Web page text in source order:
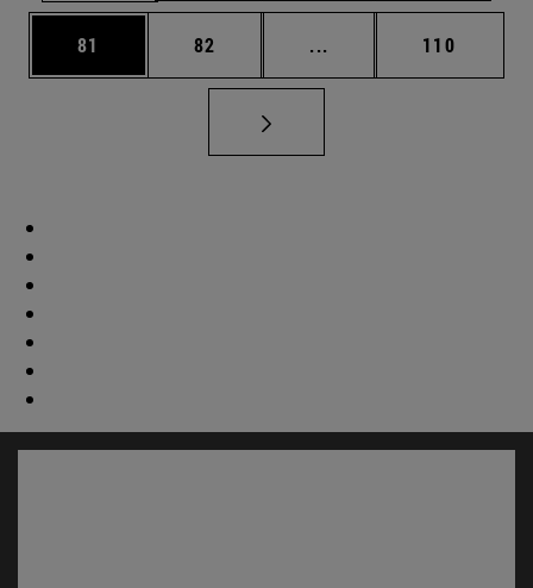
Página
81 Página
82 ... Páginas intermedias
Página
110